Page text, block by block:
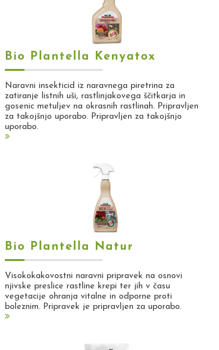
Bio Plantella Kenyatox
Naravni insekticid iz naravnega piretrina za
zatiranje listnih uši, rastlinjakovega ščitkarja in
gosenic metuljev na okrasnih rastlinah. Pripravljen
za takojšnjo uporabo. Pripravljen za takojšnjo
uporabo.
Bio Plantella Natur
Visokokakovostni naravni pripravek na osnovi
njivske preslice rastline krepi ter jih v času
vegetacije ohranja vitalne in odporne proti
boleznim. Pripravek je pripravljen za uporabo.